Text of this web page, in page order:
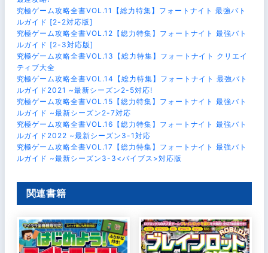
究極ゲーム攻略全書VOL.11【総力特集】フォートナイト 最強バト
ルガイド [2-2対応版]
究極ゲーム攻略全書VOL.12【総力特集】フォートナイト 最強バト
ルガイド [2-3対応版]
究極ゲーム攻略全書VOL.13【総力特集】フォートナイト クリエイ
ティブ大全
究極ゲーム攻略全書VOL.14【総力特集】フォートナイト 最強バト
ルガイド2021 ~最新シーズン2-5対応!
究極ゲーム攻略全書VOL.15【総力特集】フォートナイト 最強バト
ルガイド ~最新シーズン2-7対応
究極ゲーム攻略全書VOL.16【総力特集】フォートナイト 最強バト
ルガイド2022 ~最新シーズン3-1対応
究極ゲーム攻略全書VOL.17【総力特集】フォートナイト 最強バト
ルガイド ~最新シーズン3-3<バイブス>対応版
関連書籍